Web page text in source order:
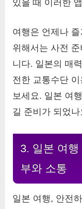
있을 때 이러한
여행은 언제나
위해서는 사전
니다. 일본의 매
전한 교통수단
보세요. 일본 여
길 준비가 되었
3. 일본 여
부와 소통
일본 여행, 안전